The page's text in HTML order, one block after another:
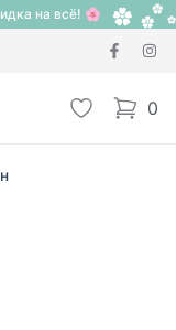
на всё! 🌸
Избранное
0
items